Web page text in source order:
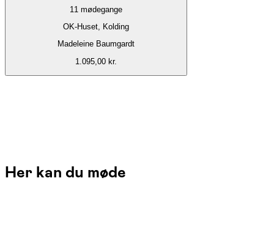
11 mødegange
OK-Huset, Kolding
Madeleine Baumgardt
1.095,00 kr.
Her kan du møde